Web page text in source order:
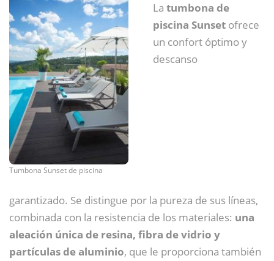
Tumbona Sunset de piscina
La tumbona de
piscina Sunset ofrece
un confort óptimo y
descanso
garantizado. Se distingue por la pureza de sus líneas,
combinada con la resistencia de los materiales: una
aleación única de resina, fibra de vidrio y
partículas de aluminio, que le proporciona también